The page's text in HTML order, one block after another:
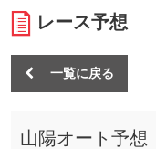
レース予想
一覧に戻る
山陽オート予想